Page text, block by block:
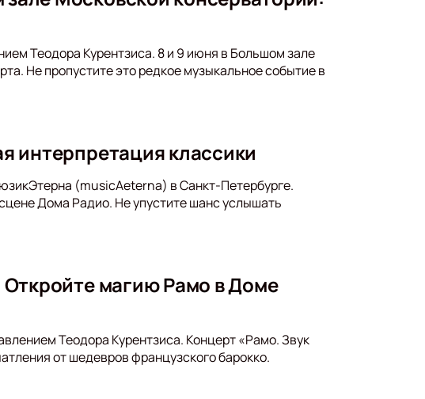
Теодора Курентзиса. 8 и 9 июня в Большом зале
Не пропустите это редкое музыкальное событие в
интерпретация классики
(musicAeterna) в Санкт-Петербурге.
Дома Радио. Не упустите шанс услышать
магию Рамо в Доме
Теодора Курентзиса. Концерт «Рамо. Звук
от шедевров французского барокко.